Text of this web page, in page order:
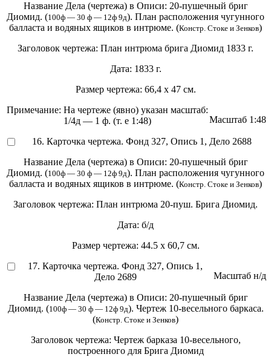
Название Дела (чертежа) в Описи: 20-пушечный бриг
Диомид. (100ф — 30 ф — 12ф 9д). План расположения чугунного
балласта и водяных ящиков в интрюме. (Констр. Стоке и Зенков)
Заголовок чертежа: План интрюма брига Диомид 1833 г.
Дата: 1833 г.
Размер чертежа: 66,4 х 47 см.
Масштаб 1:48
Примечание: На чертеже (явно) указан масштаб:
1/4д — 1 ф. (т. е 1:48)
16. Карточка чертежа. Фонд 327, Опись 1, Дело 2688
Название Дела (чертежа) в Описи: 20-пушечный бриг
Диомид. (100ф — 30 ф — 12ф 9д). План расположения чугунного
балласта и водяных ящиков в интрюме. (Констр. Стоке и Зенков)
Заголовок чертежа: План интрюма 20-пуш. Брига Диомид.
Дата: б/д
Размер чертежа: 44.5 х 60,7 см.
Масштаб н/д
17. Карточка чертежа. Фонд 327, Опись 1,
Дело 2689
Название Дела (чертежа) в Описи: 20-пушечный бриг
Диомид. (100ф — 30 ф — 12ф 9д). Чертеж 10-весельного баркаса.
(Констр. Стоке и Зенков)
Заголовок чертежа: Чертеж барказа 10-весельного,
построенного для Брига Диомид